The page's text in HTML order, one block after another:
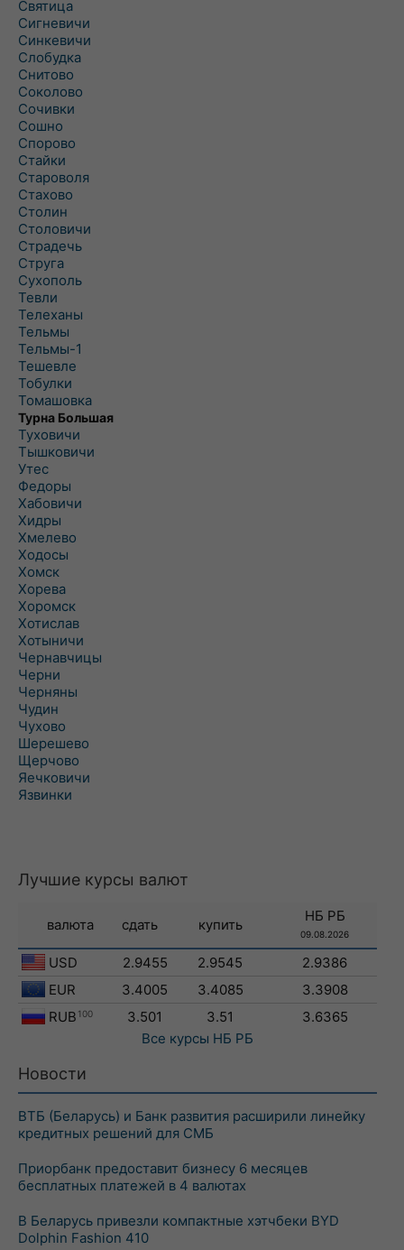
Святица
Сигневичи
Синкевичи
Слобудка
Снитово
Соколово
Сочивки
Сошно
Спорово
Стайки
Староволя
Стахово
Столин
Столовичи
Страдечь
Струга
Сухополь
Тевли
Телеханы
Тельмы
Тельмы-1
Тешевле
Тобулки
Томашовка
Турна Большая
Туховичи
Тышковичи
Утес
Федоры
Хабовичи
Хидры
Хмелево
Ходосы
Хомск
Хорева
Хоромск
Хотислав
Хотыничи
Чернавчицы
Черни
Черняны
Чудин
Чухово
Шерешево
Щерчово
Яечковичи
Язвинки
Лучшие курсы валют
валюта сдать купить
НБ РБ
09.08.2026
USD 2.9455 2.9545
2.9386
EUR
3.4005 3.4085
3.3908
RUB 100 3.501 3.51
3.6365
Все курсы НБ РБ
Новости
ВТБ (Беларусь) и Банк развития расширили линейку
кредитных решений для СМБ
Приорбанк предоставит бизнесу 6 месяцев
бесплатных платежей в 4 валютах
В Беларусь привезли компактные хэтчбеки BYD
Dolphin Fashion 410